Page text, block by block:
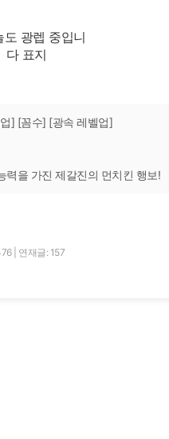
] [꼼수] [광속 레벨업]
력을 가진 제갈진의 먼치킨 행보!
연재글: 157